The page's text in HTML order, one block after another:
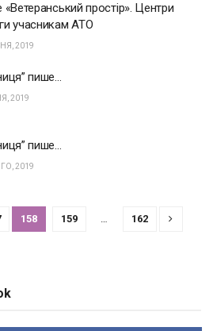
простір». Центри
учасникам АТО
2019
пише…
2019
пише…
2019
158 159 162